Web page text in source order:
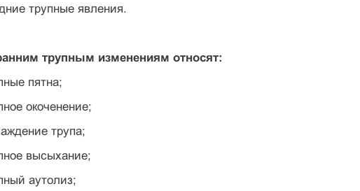
трупные явления.
трупным изменениям относят:
пятна;
окоченение;
трупа;
высыхание;
аутолиз;